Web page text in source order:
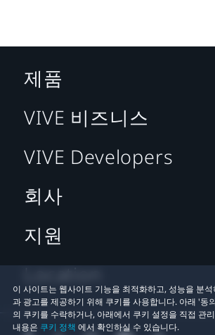
이 사이트는 웹사이트 기능을 최적화하고, 성능을 분
과 광고를 제공하기 위해 쿠키를 사용합니다. 아래 '동
의 쿠키를 수락하거나, 아래에서 쿠키 설정을 직접 관
내용은 쿠키 정책 에서 확인하실 수 있습니다.
제품
VIVE 비즈니스
VIVE Developers
회사
지원
Location